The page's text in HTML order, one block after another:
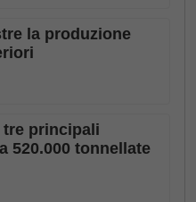
la produzione
tre principali
520.000 tonnellate